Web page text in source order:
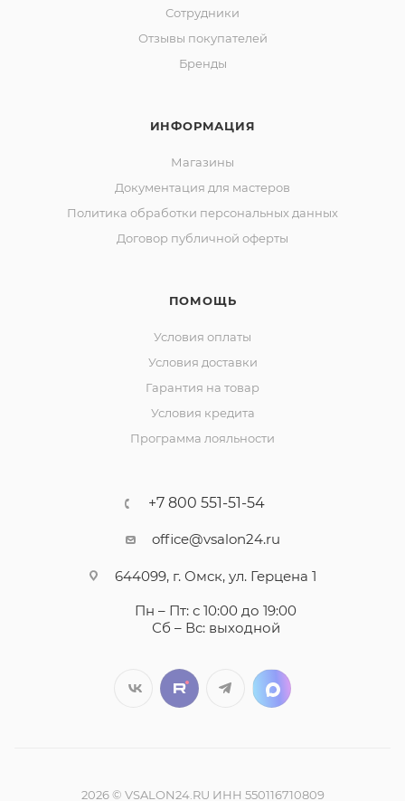
Сотрудники
Отзывы покупателей
Бренды
ИНФОРМАЦИЯ
Магазины
Документация для мастеров
Политика обработки персональных данных
Договор публичной оферты
ПОМОЩЬ
Условия оплаты
Условия доставки
Гарантия на товар
Условия кредита
Программа лояльности
+7 800 551-51-54
office@vsalon24.ru
644099, г. Омск, ул. Герцена 1
Пн – Пт: с 10:00 до 19:00
Сб – Вс: выходной
2026 © VSALON24.RU ИНН 550116710809